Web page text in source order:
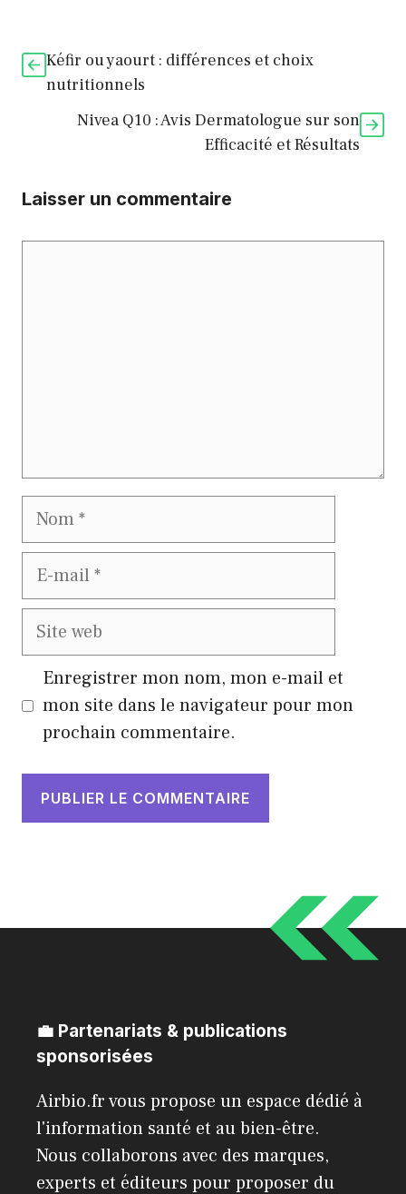
Kéfir ou yaourt : différences et choix
nutritionnels
Nivea Q10 : Avis Dermatologue sur son
Efficacité et Résultats
Laisser un commentaire
Nom
E-
Site
Enregistrer mon nom, mon e-mail et
mon site dans le navigateur pour mon
prochain commentaire.
💼 Partenariats & publications
sponsorisées
Airbio.fr vous propose un espace dédié à
l'information santé et au bien-être.
Nous collaborons avec des marques,
experts et éditeurs pour proposer du